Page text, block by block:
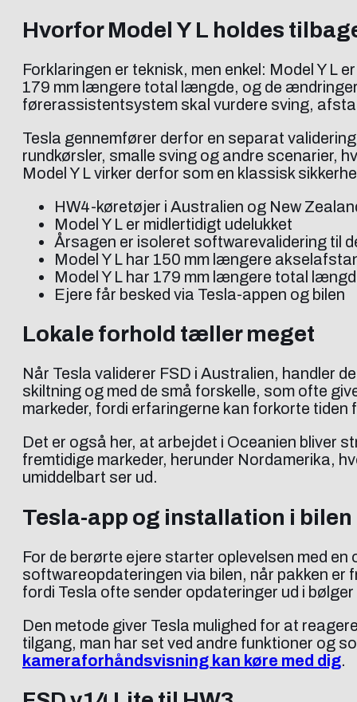
Hvorfor Model Y L holdes
Forklaringen er teknisk, men enkel: Model Y L
179 mm længere total længde, og de
førerassistentsystem skal vurdere sving,
Tesla gennemfører derfor en separat
rundkørsler, smalle sving og andre scenarier,
Model Y L virker derfor som en klassisk
HW4-køretøjer i Australien og New
Model Y L er midlertidigt udelukket
Årsagen er isoleret softwarevalidering til
Model Y L har 150 mm længere
Model Y L har 179 mm længere total
Ejere får besked via Tesla-appen og bilen
Lokale forhold tæller meget
Når Tesla validerer FSD i Australien, handler
skiltning og med de små forskelle, som ofte
markeder, fordi erfaringerne kan forkorte
Det er også her, at arbejdet i Oceanien bliver
fremtidige markeder, herunder Nordamerika,
umiddelbart ser ud.
Tesla-app og installation i bilen
For de berørte ejere starter oplevelsen med
softwareopdateringen via bilen, når pakken
fordi Tesla ofte sender opdateringer ud i
Den metode giver Tesla mulighed for at
tilgang, man har set ved andre funktioner og
kameraforhåndsvisning kan køre med dig.